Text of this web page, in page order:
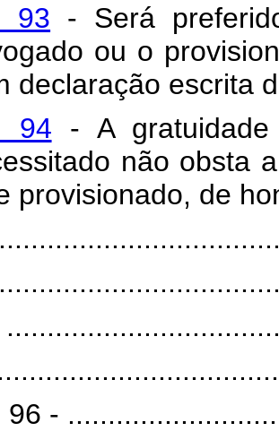
93 - Será
ou o
declaração escrita
94 - A
não obsta
provisionado, de
96 -